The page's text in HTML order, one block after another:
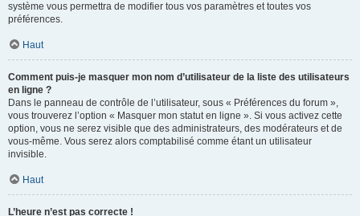
système vous permettra de modifier tous vos paramètres et toutes vos
préférences.
Haut
Comment puis-je masquer mon nom d’utilisateur de la liste des utilisateurs
en ligne ?
Dans le panneau de contrôle de l’utilisateur, sous « Préférences du forum »,
vous trouverez l’option « Masquer mon statut en ligne ». Si vous activez cette
option, vous ne serez visible que des administrateurs, des modérateurs et de
vous-même. Vous serez alors comptabilisé comme étant un utilisateur
invisible.
Haut
L’heure n’est pas correcte !